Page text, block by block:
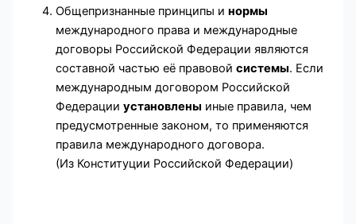
Общепризнанные принципы инормы
международного права и международные
договоры Российской Федерации являются
составной частью её правовойсистемы. Если
международным договором Российской
Федерацииустановлены иные правила, чем
предусмотренные законом, то применяются
правила международного договора.
(Из Конституции Российской Федерации)